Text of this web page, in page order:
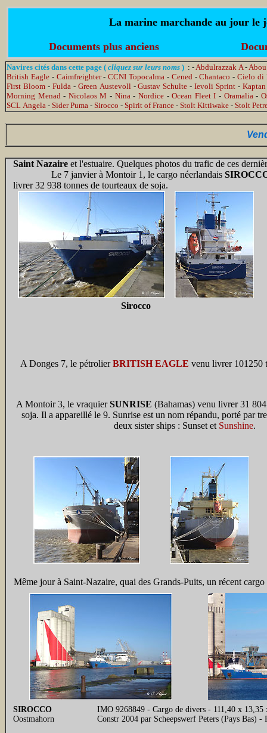
La marine marchande au jour le
Documents plus anciens
Navires cités dans cette page ( cliquez sur leurs noms) : -Abdulrazzak A-
British Eagle- Caimfreighter-CCNI Topocalma - Cened-Chantaco -Cielo di
First Bloom- Fulda- Green Austevoll-Gustav Schulte -Ievoli Sprint -
Morning Menad- Nicolaos M - Nina- Nordice-Ocean Fleet I - Oramalia-
SCL Angela - Sider Puma - Sirocco - Spirit of France - Stolt Kittiwake - Stolt
Saint Nazaire et l'estuaire. Quelques photos du trafic de ces
Le 7 janvierà Montoir 1, le cargo néerlandais
livrer 32 938 tonnes de tourteaux de soja.
Sirocco
A Donges 7, le pétrolierBRITISH EAGLE venu livrer 101250
A Montoir 3, le vraquierSUNRISE (Bahamas) venu livrer 31
soja. Il a appareillé le 9. Sunrise est un nom répandu, porté par
deux sister ships : Sunset et Sunshine.
Même jour à Saint-Nazaire, quai des Grands-Puits, un récent
SIROCCO
Oostmahorn
IMO 9268849 - Cargo de divers - 111,40 x
Constr 2004 par Scheepswerf Peters (Pays Bas)